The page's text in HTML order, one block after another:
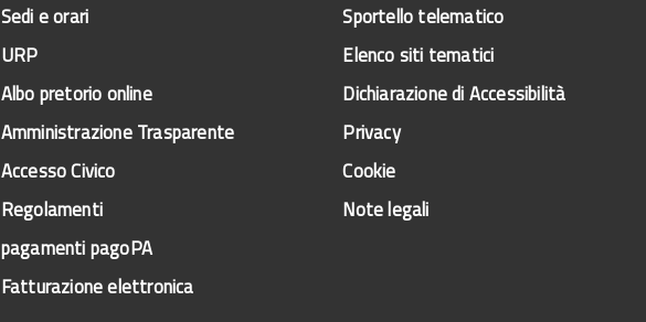
Sedi e orari
URP
Albo pretorio online
Amministrazione Trasparente
Accesso Civico
Regolamenti
pagamenti pagoPA
Fatturazione elettronica
Sportello telematico
Elenco siti tematici
Dichiarazione di Accessibilità
Privacy
Cookie
Note legali